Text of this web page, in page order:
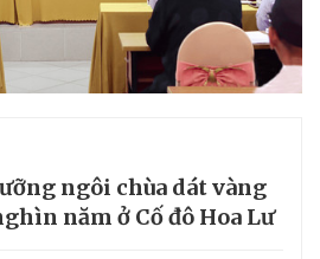
ngôi chùa dát vàng
năm ở Cố đô Hoa Lư